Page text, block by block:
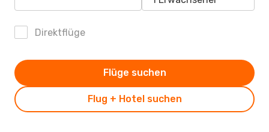
Direktflüge
Flug + Hotel suchen
Flüge suchen